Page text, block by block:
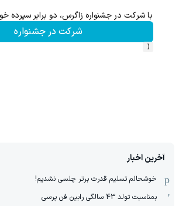
با شرکت در جشنواره زاگرس، دو برابر سپرده
شرکت در جشنواره
‹
آخرین اخبار
خوشحالم تسلیم قدرت برتر چلسی نشدیم!
بمناسبت تولد 43 سالگی رابین فن پرسی